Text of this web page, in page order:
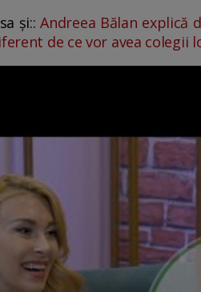
și::Andreea Bălan explică
de ce vor avea colegii